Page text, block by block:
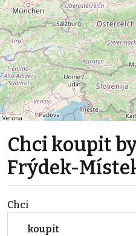
Chci koupit
Frýdek-
Chci
koupit